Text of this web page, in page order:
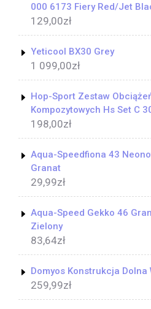
000 6173 Fiery Red/Jet
129,00zł
Yeticool BX30 Grey
1 099,00zł
Hop-Sport Zestaw
Kompozytowych Hs Set C
198,00zł
Aqua-Speedfiona 43
Granat
29,99zł
Aqua-Speed Gekko 46
Zielony
83,64zł
Domyos Konstrukcja Dolna
259,99zł